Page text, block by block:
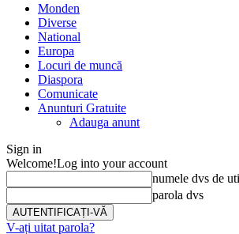
Monden
Diverse
National
Europa
Locuri de muncă
Diaspora
Comunicate
Anunturi Gratuite
Adauga anunt
Sign in
Welcome!Log into your account
numele dvs de
parola dvs
V-ați uitat parola?